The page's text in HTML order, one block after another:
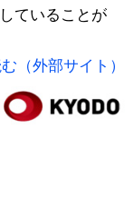
ていることが
（外部サイト）